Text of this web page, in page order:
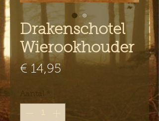
Drakenschotel
Wierookhouder
€ 14,95
Aantal